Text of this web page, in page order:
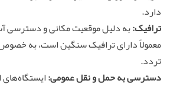
دارد.
ترافیک:به دلیل موقعیت مکانی و دسترسی
معمولاً دارای ترافیک سنگین است، به
تردد.
دسترسی به حمل و نقل عمومی: